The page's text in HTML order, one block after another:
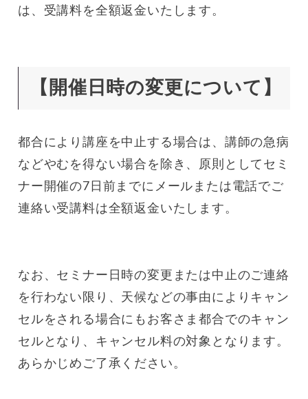
は、受講料を全額返金いたします。
【開催日時の変更について】
都合により講座を中止する場合は、講師の急病
などやむを得ない場合を除き、原則としてセミ
ナー開催の7日前までにメールまたは電話でご
連絡い受講料は全額返金いたします。
なお、セミナー日時の変更または中止のご連絡
を行わない限り、天候などの事由によりキャン
セルをされる場合にもお客さま都合でのキャン
セルとなり、キャンセル料の対象となります。
あらかじめご了承ください。